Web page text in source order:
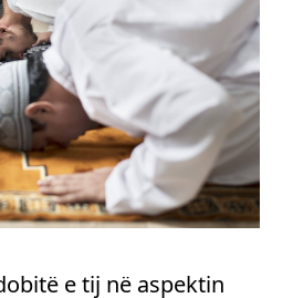
e tij në aspektin